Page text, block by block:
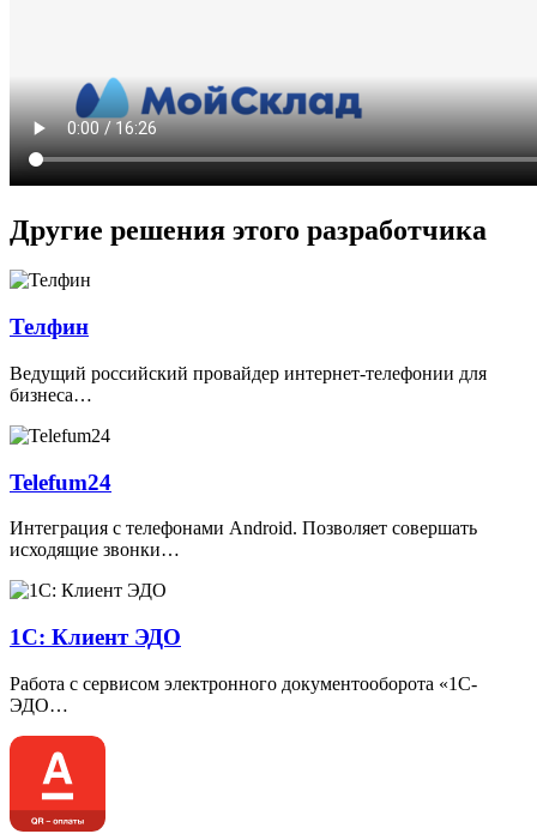
Другие решения этого разработчика
Телфин
Ведущий российский провайдер интернет-телефонии для
бизнеса…
Telefum24
Интеграция с телефонами Android. Позволяет совершать
исходящие звонки…
1С: Клиент ЭДО
Работа с сервисом электронного документооборота «1С-
ЭДО…